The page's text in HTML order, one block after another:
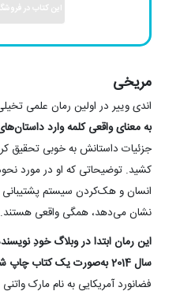
این کتاب در
مریخی
اندی وییر در اولین رمان علمی
به معنای واقعی کلمه وارد
جزئیات داستانش به خوبی تحقیق
کشید. توضیحاتی که او در مورد
انسان و هک‌کردن سیستم پشتیبانی
نشان می‌دهد، همگی واقعی هستند.
این رمان ابتدا در وبلاگ خودِ
سال 2014 به‌صورت یک کتاب چاپ شد.